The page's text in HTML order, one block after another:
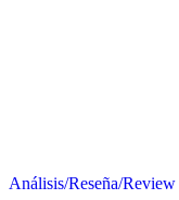
Análisis/Reseña/Review